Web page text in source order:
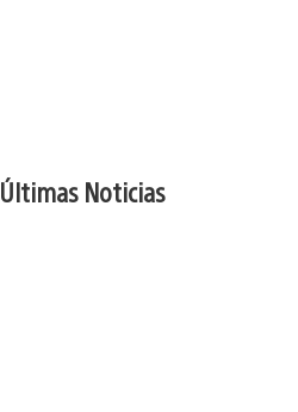
Últimas Noticias